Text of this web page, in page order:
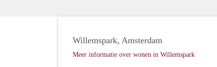
Willemspark, Amsterdam
Meer informatie over wonen in Willemspark